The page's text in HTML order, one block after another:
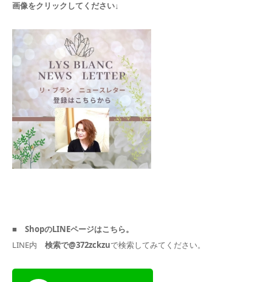
画像をクリックしてください↓
■ ShopのLINEページはこちら。
LINE内 検索で@372zckzuで検索してみてください。